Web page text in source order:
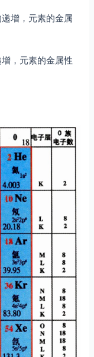
增，元素的金属
，元素的金属性